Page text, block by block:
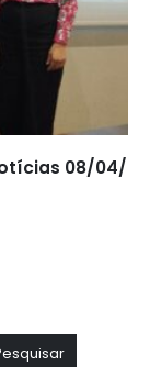
08/04/2023